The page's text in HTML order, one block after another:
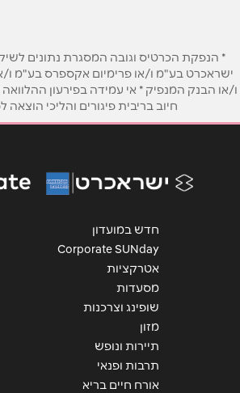
אימייל*
נושא*
הודעה*
האילן 2
האורגים 21
הפנינים 38
* הנפקת הכרטיס וגובה המסגרת נתונים
ישראכרט בע"מ ו/או פרימיום אקספרס בע"מ ו/
ו/או הבנק המנפיק * אי עמידה בפירעון
חיוב בריבית פיגורים והליכי הוצאה
חדש במועדון
Corporate SUNday
אטרקציות
מסעדות
שופינג וצרכנות
מזון
תיירות ונופש
תרבות ופנאי
אורח חיים בריא